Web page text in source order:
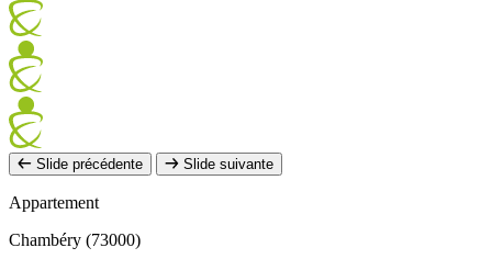
Slide précédente Slide suivante
Appartement
Chambéry (73000)